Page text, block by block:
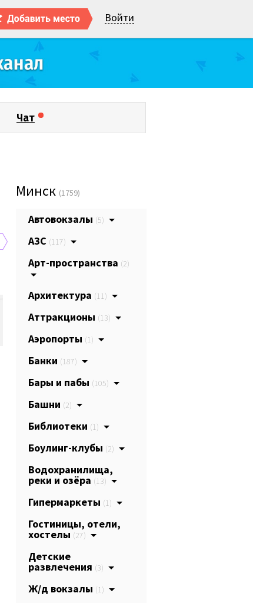
Войти
Чат
Минск (1759)
Автовокзалы (5)
АЗС (117)
Арт-пространства (2)
Архитектура (11)
Аттракционы (13)
Аэропорты (1)
Банки (187)
Бары и пабы (105)
Башни (2)
Библиотеки (1)
Боулинг-клубы (2)
Водохранилища,
реки и озёра (13)
Гипермаркеты (1)
Гостиницы, отели,
хостелы (27)
Детские
развлечения (3)
Ж/д вокзалы (1)